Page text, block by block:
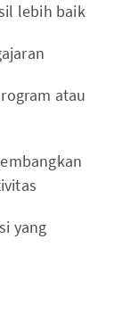
lebih baik
atau
yang